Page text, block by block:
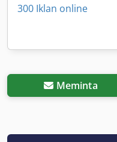
300 Iklan online
Meminta